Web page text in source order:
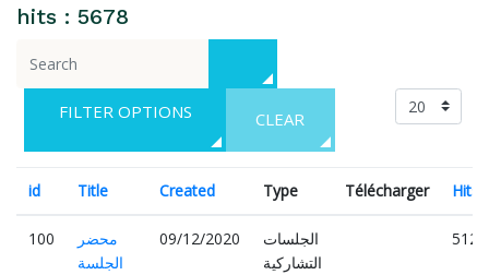
hits : 5678
CLEAR
id Title Created Type Télécharger Hits
100
محضر
الجلسة
09/12/2020
الجلسات
التشاركية
5120